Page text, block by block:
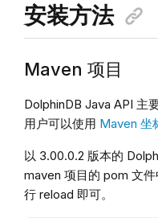
安装方法
Maven 项目
DolphinDB Java API 主
用户可以使用 Maven 坐
以 3.00.0.2 版本的
maven 项目的 pom 文
行 reload 即可。